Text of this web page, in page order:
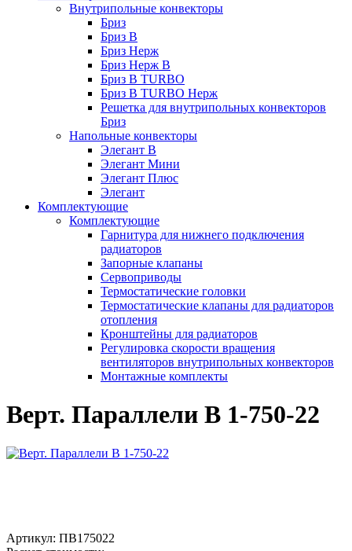
Внутрипольные конвекторы
Бриз
Бриз В
Бриз Нерж
Бриз Нерж В
Бриз В TURBO
Бриз В TURBO Нерж
Решетка для внутрипольных конвекторов
Бриз
Напольные конвекторы
Элегант В
Элегант Мини
Элегант Плюс
Элегант
Комплектующие
Комплектующие
Гарнитура для нижнего подключения
радиаторов
Запорные клапаны
Сервоприводы
Термостатические головки
Термостатические клапаны для радиаторов
отопления
Кронштейны для радиаторов
Регулировка скорости вращения
вентиляторов внутрипольных конвекторов
Монтажные комплекты
Верт. Параллели В 1-750-22
Артикул: ПВ175022